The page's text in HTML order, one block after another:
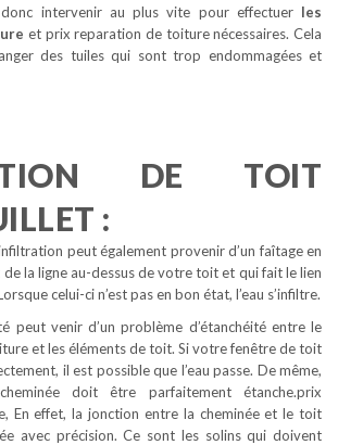
intervenir au plus vite pour effectuer les
et prix reparation de toiture nécessaires. Cela
des tuiles qui sont trop endommagées et
DE TOIT
:
peut également provenir d’un faîtage en
de la ligne au-dessus de votre toit et qui fait le lien
celui-ci n’est pas en bon état, l’eau s’infiltre.
peut venir d’un problème d’étanchéité entre le
et les éléments de toit. Si votre fenêtre de toit
il est possible que l’eau passe. De même,
doit être parfaitement étanche.prix
En effet, la jonction entre la cheminée et le toit
avec précision. Ce sont les solins qui doivent